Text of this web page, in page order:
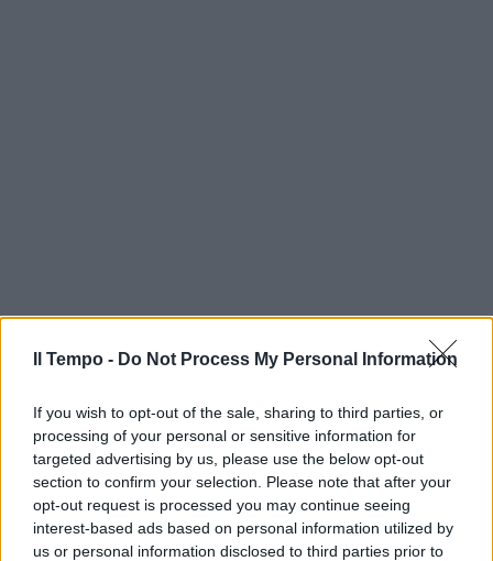
Il Tempo - Do Not Process My Personal Information
If you wish to opt-out of the sale, sharing to third parties, or
processing of your personal or sensitive information for
targeted advertising by us, please use the below opt-out
section to confirm your selection. Please note that after your
opt-out request is processed you may continue seeing
interest-based ads based on personal information utilized by
us or personal information disclosed to third parties prior to